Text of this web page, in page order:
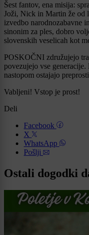
Šest fantov, ena misija:
Joži, Nick in Martin že od
izvedbo narodnozabavne
sinonim za ples, dobro
slovenskih veselicah kot
POSKOČNI združujejo
povezujejo vse
nastopom ostajajo
Vabljeni! Vstop je prost!
Deli
Facebook
X
WhatsApp
Pošlji
Ostali dogodki